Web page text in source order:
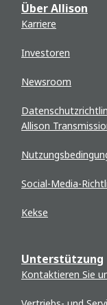
Über Allison
Karriere
Investoren
Newsroom
Allison
Social-Media-
Kekse
Unterstützung
Kontaktieren Sie